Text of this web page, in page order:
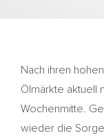
Nach ihren
Ölmärkte aktuell
Wochenmitte.
wieder die